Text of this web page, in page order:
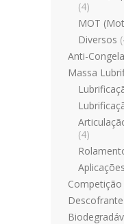
(4)
MOT
Diversos
Anti-
Massa
(4)
Competição
Descofrante